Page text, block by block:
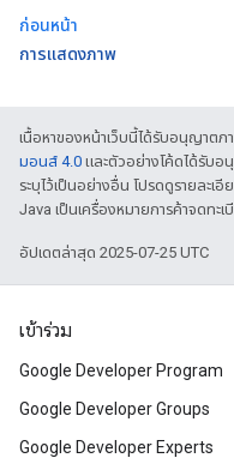
ก่อนหน้า
การแสดงภาพ
เนื้อหาของหน้าเว็บนี้ได้รับอนุญาตภ
มอนส์ 4.0 และตัวอย่างโค้ดได้รับอ
ระบุไว้เป็นอย่างอื่น โปรดดูรายละเอี
Java เป็นเครื่องหมายการค้าจดทะ
อัปเดตล่าสุด 2025-07-25 UTC
เข้าร่วม
Google Developer Program
Google Developer Groups
Google Developer Experts